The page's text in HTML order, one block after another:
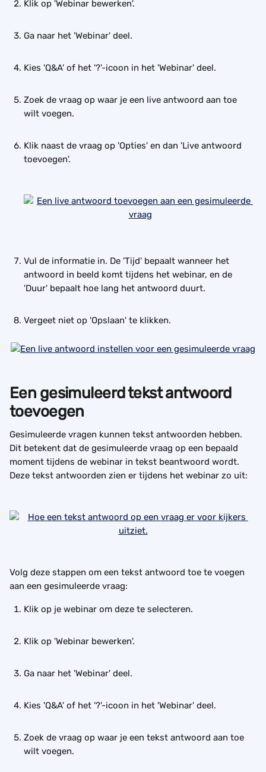
Klik op 'Webinar bewerken'.
Ga naar het 'Webinar' deel.
Kies 'Q&A' of het '?'-icoon in het 'Webinar' deel.
Zoek de vraag op waar je een live antwoord aan toe
wilt voegen.
Klik naast de vraag op 'Opties' en dan 'Live antwoord
toevoegen'.
Vul de informatie in. De 'Tijd' bepaalt wanneer het
antwoord in beeld komt tijdens het webinar, en de
'Duur' bepaalt hoe lang het antwoord duurt.
Vergeet niet op 'Opslaan' te klikken.
Een gesimuleerd tekst antwoord
toevoegen
Gesimuleerde vragen kunnen tekst antwoorden hebben.
Dit betekent dat de gesimuleerde vraag op een bepaald
moment tijdens de webinar in tekst beantwoord wordt.
Deze tekst antwoorden zien er tijdens het webinar zo uit:
Volg deze stappen om een tekst antwoord toe te voegen
aan een gesimuleerde vraag:
Klik op je webinar om deze te selecteren.
Klik op 'Webinar bewerken'.
Ga naar het 'Webinar' deel.
Kies 'Q&A' of het '?'-icoon in het 'Webinar' deel.
Zoek de vraag op waar je een tekst antwoord aan toe
wilt voegen.